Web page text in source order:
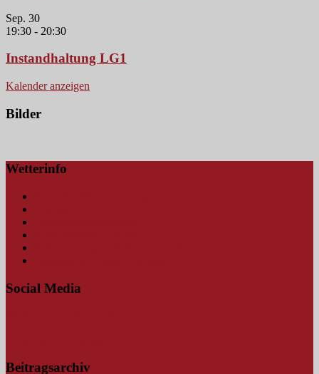
Sep. 30
19:30 - 20:30
Instandhaltung LG1
Kalender anzeigen
Bilder
Wetterinfo
Social Media
Beitragsarchiv